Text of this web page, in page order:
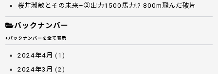
桜井淑敏とその未来–②出力1500馬力!? 800m飛んだ破片
バックナンバー
+バックナンバーを全て表示
2024年4月 (1)
2024年3月 (2)